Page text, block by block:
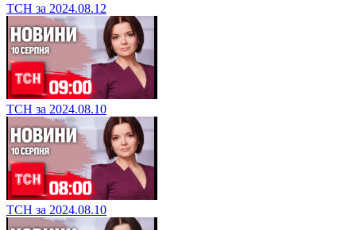
ТСН за 2024.08.12
ТСН за 2024.08.10
ТСН за 2024.08.10